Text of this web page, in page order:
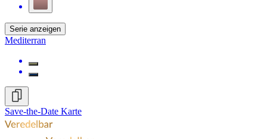
Serie anzeigen
Mediterran
Save-the-Date Karte